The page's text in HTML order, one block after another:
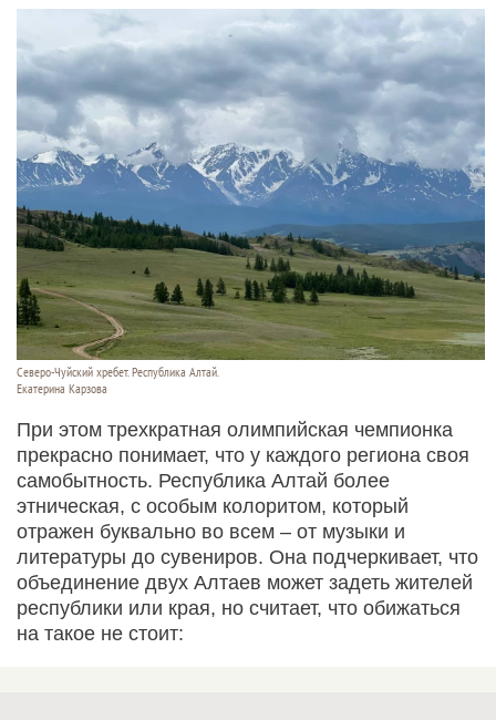
Северо-Чуйский хребет. Республика Алтай.
Екатерина Карзова
При этом трехкратная олимпийская чемпионка
прекрасно понимает, что у каждого региона своя
самобытность. Республика Алтай более
этническая, с особым колоритом, который
отражен буквально во всем – от музыки и
литературы до сувениров. Она подчеркивает, что
объединение двух Алтаев может задеть жителей
республики или края, но считает, что обижаться
на такое не стоит: